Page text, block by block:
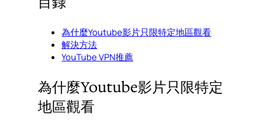
為什麼Youtube影片只限特定地區觀看
解決方法
YouTube VPN推薦
為什麼Youtube影片只限特定
地區觀看